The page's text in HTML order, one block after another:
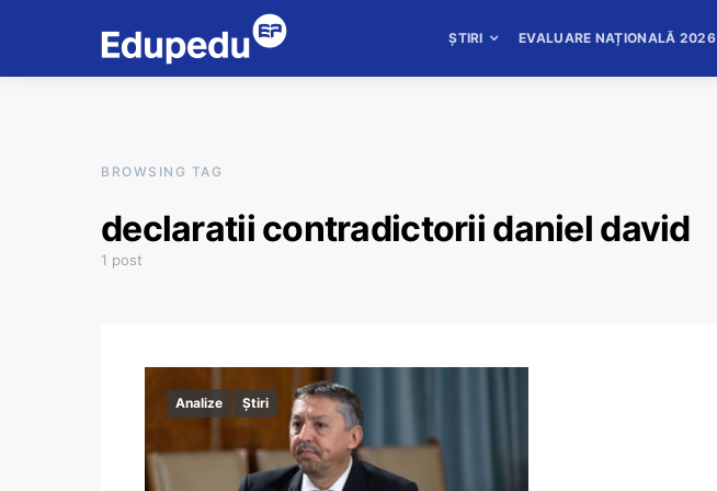
ȘTIRI EVALUARE NAȚIONALĂ 2026
BROWSING TAG
declaratii contradictorii daniel david
1 post
Analize Știri